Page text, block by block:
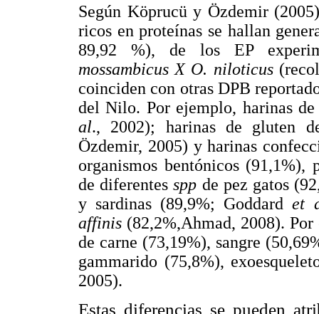
Según Köprucü y Özdemir
ricos en proteínas se hallan
89,92 %), de los EP
mossambicus X O. niloticus
coinciden con otras DPB
del Nilo. Por ejemplo, harinas
al., 2002); harinas de gluten
Özdemir, 2005) y harinas
organismos bentónicos (91,1%),
de diferentesspp de pez gatos
y sardinas (89,9%; Goddardet
affinis (82,2%,Ahmad, 2008).
de carne (73,19%), sangre
gammarido (75,8%),
2005).
Estas diferencias se pueden